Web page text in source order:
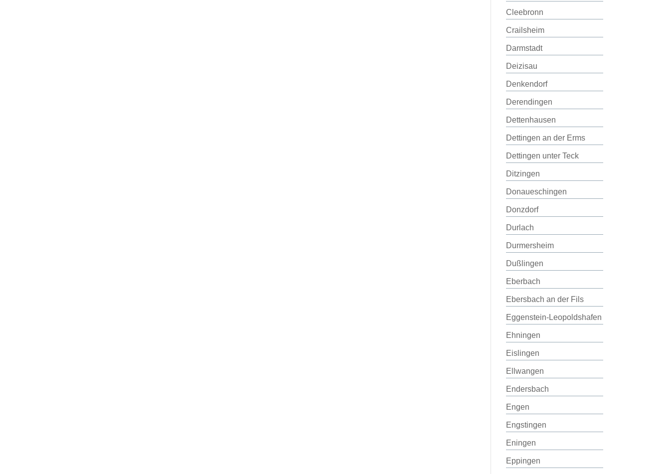
Cleebronn
Crailsheim
Darmstadt
Deizisau
Denkendorf
Derendingen
Dettenhausen
Dettingen an der Erms
Dettingen unter Teck
Ditzingen
Donaueschingen
Donzdorf
Durlach
Durmersheim
Dußlingen
Eberbach
Ebersbach an der Fils
Eggenstein-Leopoldshafen
Ehningen
Eislingen
Ellwangen
Endersbach
Engen
Engstingen
Eningen
Eppingen